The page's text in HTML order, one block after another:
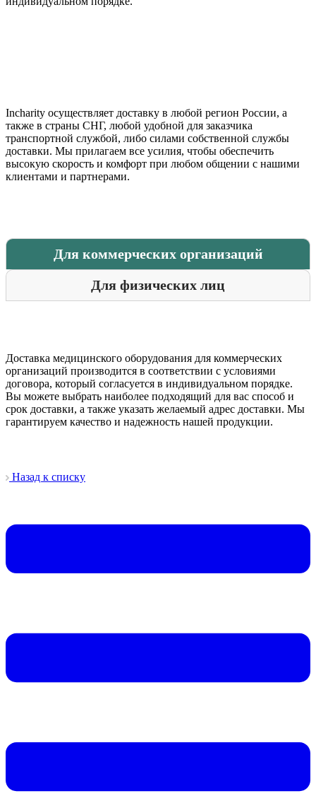
Incharity осуществляет доставку в любой регион России, а
также в страны СНГ, любой удобной для заказчика
транспортной службой, либо силами собственной службы
доставки. Мы прилагаем все усилия, чтобы обеспечить
высокую скорость и комфорт при любом общении с нашими
клиентами и партнерами.
Для коммерческих организаций
Для физических лиц
Доставка медицинского оборудования для коммерческих
организаций производится в соответствии с условиями
договора, который согласуется в индивидуальном порядке.
Вы можете выбрать наиболее подходящий для вас способ и
срок доставки, а также указать желаемый адрес доставки. Мы
гарантируем качество и надежность нашей продукции.
Назад к списку